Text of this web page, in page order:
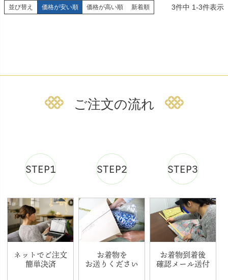
並び替え 価格が安い順 価格が高い順 新着順 3件中 1-3件表示
ご注文の流れ
STEP1
ネットでご注文
簡単決済
STEP2
お着物を
お送りください
STEP3
お着物到着後
確認メール送付